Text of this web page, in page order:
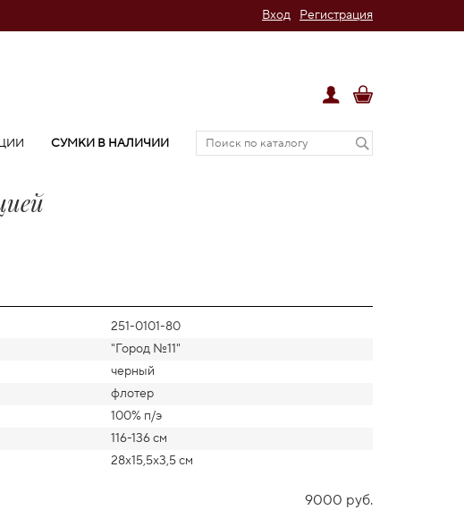
Регистрация
Вход
СУМКИ В НАЛИЧИИ
251-0101-80
"Город №11"
черный
флотер
100% п/э
116-136 см
28х15,5х3,5 см
9000 руб.